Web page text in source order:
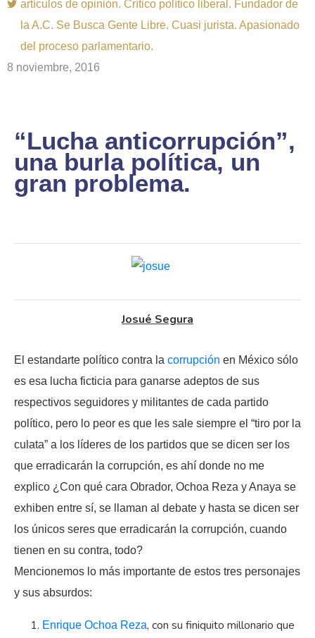
artículos de opinión. Crítico político liberal. Fundador de
la A.C. Se Busca Gente Libre. Cuasi jurista. Apasionado
del proceso parlamentario.
8 noviembre, 2016
“Lucha anticorrupción”,
una burla política, un
gran problema.
Josué Segura
El estandarte político contra la corrupción en México sólo
es esa lucha ficticia para ganarse adeptos de sus
respectivos seguidores y militantes de cada partido
político, pero lo peor es que les sale siempre el “tiro por la
culata” a los líderes de los partidos que se dicen ser los
que erradicarán la corrupción, es ahí donde no me
explico ¿Con qué cara Obrador, Ochoa Reza y Anaya se
exhiben entre sí, se llaman al debate y hasta se dicen ser
los únicos seres que erradicarán la corrupción, cuando
tienen en su contra, todo?
Mencionemos lo más importante de estos tres personajes
y sus absurdos:
Enrique Ochoa Reza, con su finiquito millonario que